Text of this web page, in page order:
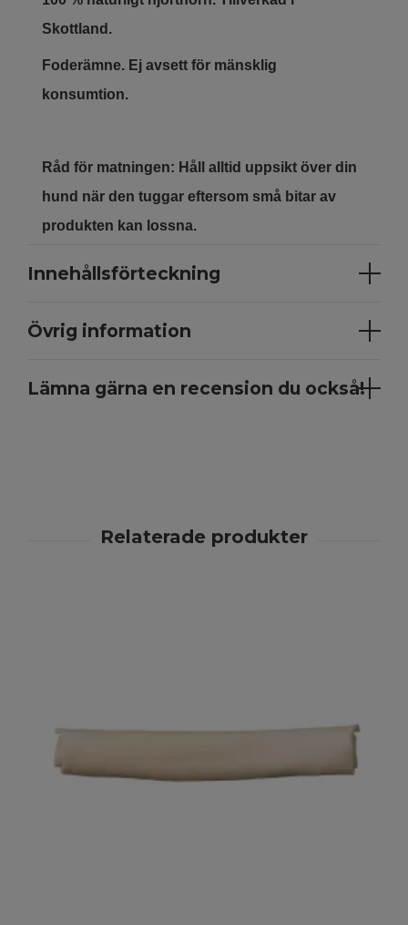
Skottland.
Foderämne. Ej avsett för mänsklig
konsumtion.
Råd för matningen: Håll alltid uppsikt över din
hund när den tuggar eftersom små bitar av
produkten kan lossna.
Innehållsförteckning
Övrig information
Lämna gärna en recension du också!